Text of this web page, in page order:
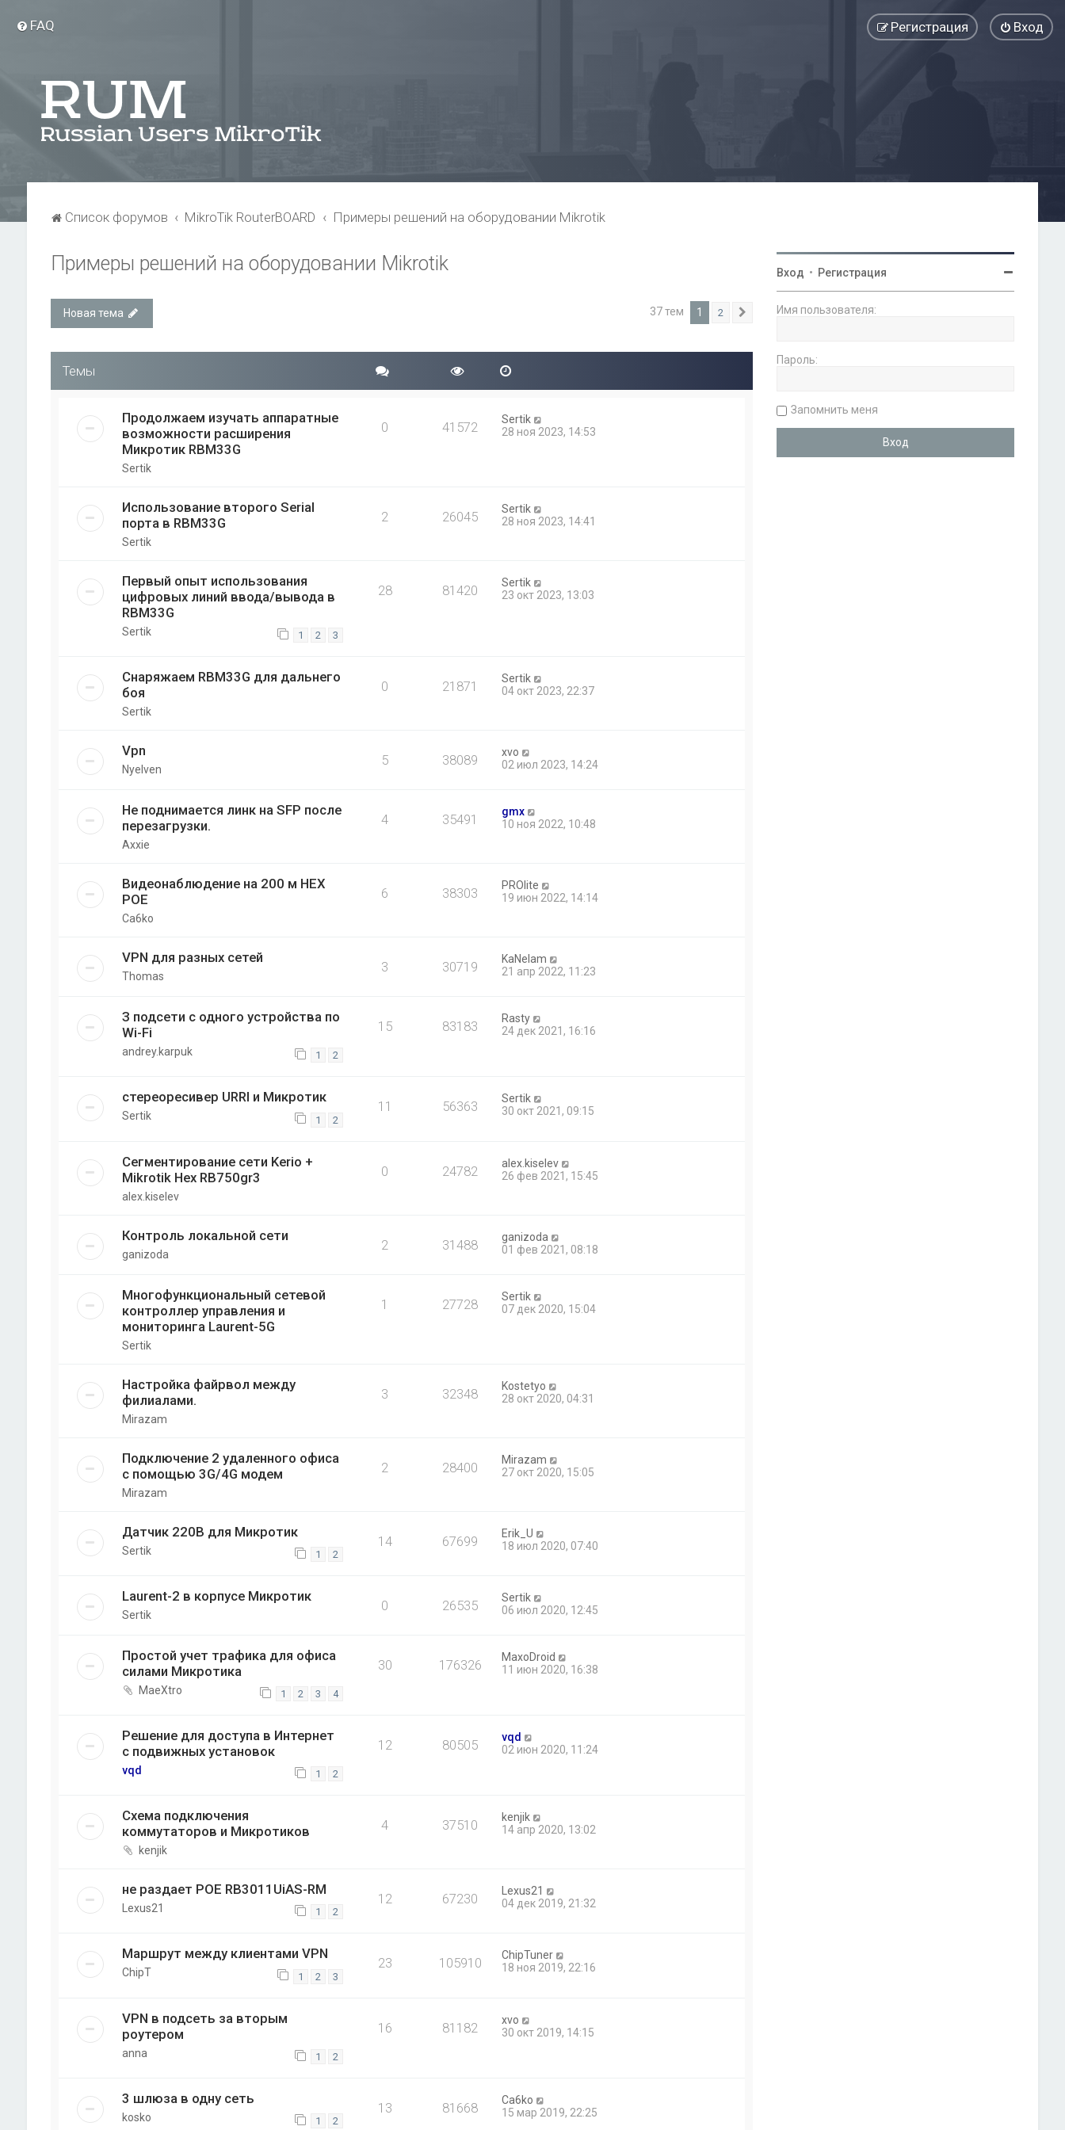
FAQ Вход
Регистрация
Список форумов MikroTik RouterBOARD Примеры решений на оборудовании Mikrotik
Примеры решений на оборудовании Mikrotik
Новая тема 37 тем 1 2 След.
Темы
Продолжаем изучать аппаратные
возможности расширения
Микротик RBM33G
Sertik
0 41572
Sertik
28 ноя 2023, 14:53
Использование второго Serial
порта в RBM33G
Sertik
2 26045
Sertik
28 ноя 2023, 14:41
Первый опыт использования
цифровых линий ввода/вывода в
RBM33G
Sertik 1 2 3
28 81420
Sertik
23 окт 2023, 13:03
Снаряжаем RBM33G для дальнего
боя
Sertik
0 21871
Sertik
04 окт 2023, 22:37
Vpn
Nyelven
5 38089
xvo
02 июл 2023, 14:24
Не поднимается линк на SFP после
перезагрузки.
Axxie
4 35491
gmx
10 ноя 2022, 10:48
Видеонаблюдение на 200 м НЕХ
РОЕ
Ca6ko
6 38303
PROlite
19 июн 2022, 14:14
VPN для разных сетей
Thomas
3 30719
KaNelam
21 апр 2022, 11:23
З подсети с одного устройства по
Wi-Fi
andrey.karpuk 1 2
15 83183
Rasty
24 дек 2021, 16:16
стереоресивер URRI и Микротик
Sertik 1 2
11 56363
Sertik
30 окт 2021, 09:15
Сегментирование сети Kerio +
Mikrotik Hex RB750gr3
alex.kiselev
0 24782
alex.kiselev
26 фев 2021, 15:45
Контроль локальной сети
ganizoda
2 31488
ganizoda
01 фев 2021, 08:18
Многофункциональный сетевой
контроллер управления и
мониторинга Laurent-5G
Sertik
1 27728
Sertik
07 дек 2020, 15:04
Настройка файрвол между
филиалами.
Mirazam
3 32348
Kostetyo
28 окт 2020, 04:31
Подключение 2 удаленного офиса
с помощью 3G/4G модем
Mirazam
2 28400
Mirazam
27 окт 2020, 15:05
Датчик 220В для Микротик
Sertik 1 2
14 67699
Erik_U
18 июл 2020, 07:40
Laurent-2 в корпусе Микротик
Sertik
0 26535
Sertik
06 июл 2020, 12:45
Простой учет трафика для офиса
силами Микротика
MaeXtro 1 2 3 4
30 176326
MaxoDroid
11 июн 2020, 16:38
Решение для доступа в Интернет
с подвижных установок
vqd 1 2
12 80505
vqd
02 июн 2020, 11:24
Схема подключения
коммутаторов и Микротиков
kenjik
4 37510
kenjik
14 апр 2020, 13:02
не раздает POE RB3011UiAS-RM
Lexus21 1 2
12 67230
Lexus21
04 дек 2019, 21:32
Маршрут между клиентами VPN
ChipT 1 2 3
23 105910
ChipTuner
18 ноя 2019, 22:16
VPN в подсеть за вторым
роутером
anna 1 2
16 81182
xvo
30 окт 2019, 14:15
3 шлюза в одну сеть
kosko 1 2
13 81668
Ca6ko
15 мар 2019, 22:25
Вход • Регистрация
Имя пользователя:
Пароль:
Запомнить меня